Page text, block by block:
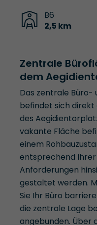
B6
2,5 km
Zentrale
dem
Das zentrale Büro-
befindet sich
des
vakante Fläche
einem
entsprechend Ihrer
Anforderungen
gestaltet werden.
Sie Ihr Büro
die zentrale Lage
angebunden. Über